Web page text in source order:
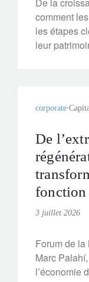
comment
les étapes
leur
corporate
De
fonction
3 juillet 2026
Forum de
Marc
l’économie